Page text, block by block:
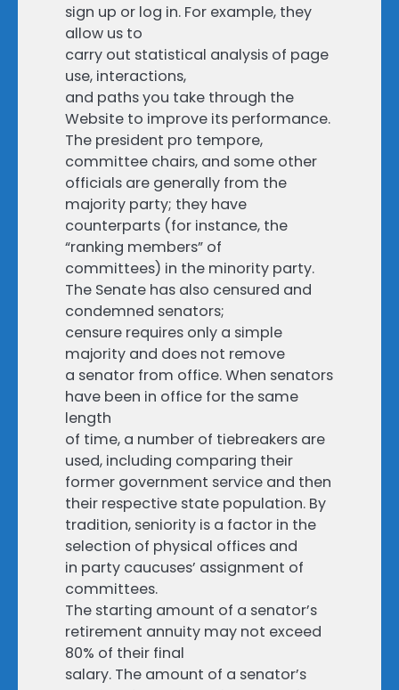
sign up or log in. For example, they
allow us to
carry out statistical analysis of page
use, interactions,
and paths you take through the
Website to improve its performance.
The president pro tempore,
committee chairs, and some other
officials are generally from the
majority party; they have
counterparts (for instance, the
“ranking members” of
committees) in the minority party.
The Senate has also censured and
condemned senators;
censure requires only a simple
majority and does not remove
a senator from office. When senators
have been in office for the same
length
of time, a number of tiebreakers are
used, including comparing their
former government service and then
their respective state population. By
tradition, seniority is a factor in the
selection of physical offices and
in party caucuses’ assignment of
committees.
The starting amount of a senator’s
retirement annuity may not exceed
80% of their final
salary. The amount of a senator’s